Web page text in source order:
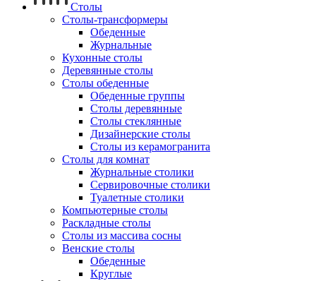
Столы
Столы-трансформеры
Обеденные
Журнальные
Кухонные столы
Деревянные столы
Столы обеденные
Обеденные группы
Столы деревянные
Столы стеклянные
Дизайнерские столы
Столы из керамогранита
Столы для комнат
Журнальные столики
Сервировочные столики
Туалетные столики
Компьютерные столы
Раскладные столы
Столы из массива сосны
Венские столы
Обеденные
Круглые